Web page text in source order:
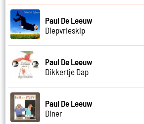
Paul De Leeuw
Diepvrieskip
Paul De Leeuw
Dikkertje Dap
Paul De Leeuw
Diner